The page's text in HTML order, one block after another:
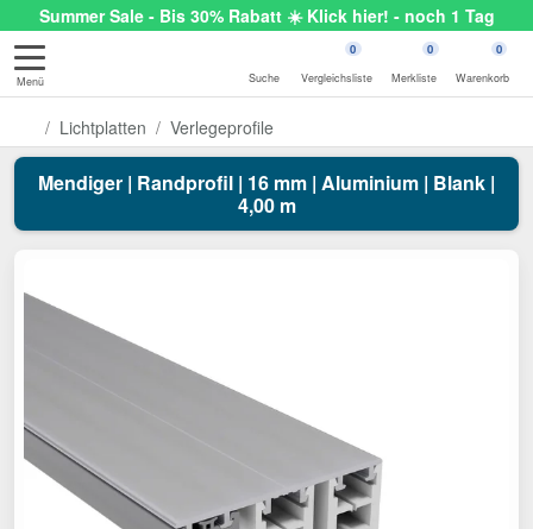
Summer Sale - Bis 30% Rabatt ☀️ Klick hier! - noch 1 Tag
Menü Suche
0
Vergleichsliste
0
Merkliste
0
Warenkorb
Lichtplatten Verlegeprofile
Mendiger | Randprofil | 16 mm | Aluminium | Blank |
4,00 m